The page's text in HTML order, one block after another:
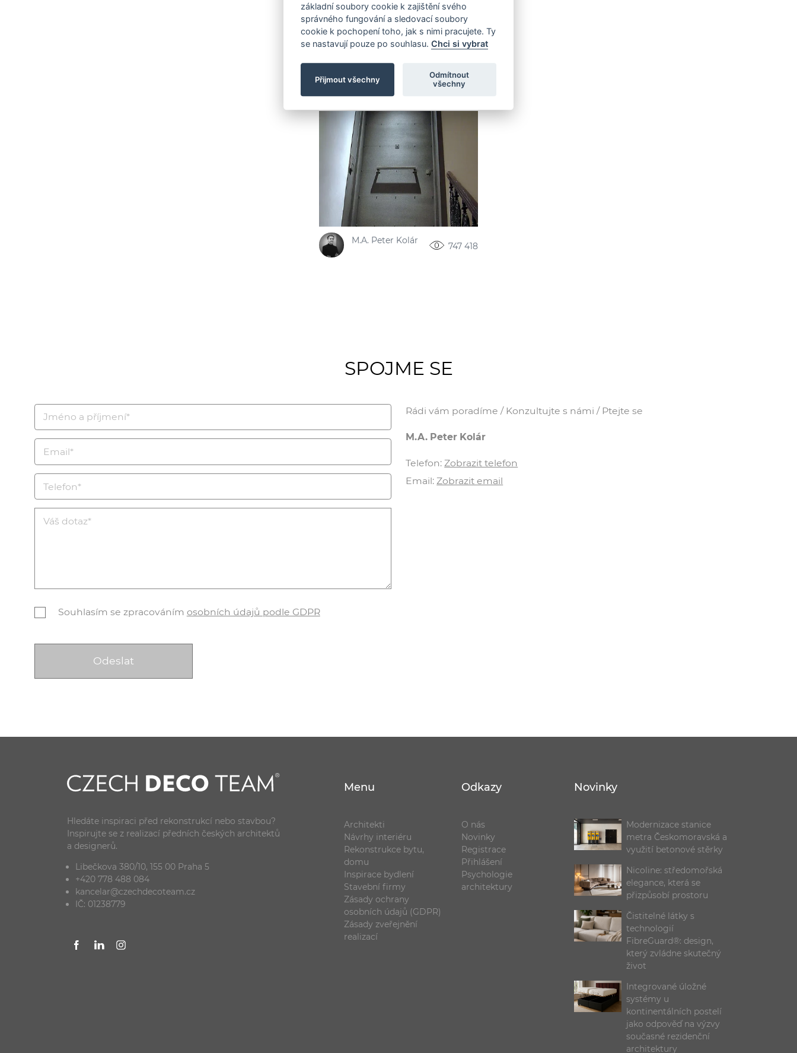
architekt
Realizované projekty
M.A. Peter Kolár
747 418
SPOJME SE
Souhlasím se zpracováním osobních údajů podle GDPR
Rádi vám poradíme / Konzultujte s námi / Ptejte se
M.A. Peter Kolár
Telefon: Zobrazit telefon
Email: Zobrazit email
Hledáte inspiraci před rekonstrukcí nebo stavbou?
Inspirujte se z realizací předních českých architektů
a designerů.
Libečkova 380/10, 155 00 Praha 5
+420 778 488 084
kancelar@czechdecoteam.cz
IČ: 01238779
Menu
Architekti
Návrhy interiéru
Rekonstrukce bytu,
domu
Inspirace bydlení
Stavební firmy
Zásady ochrany
osobních údajů (GDPR)
Zásady zveřejnění
realizací
Odkazy
O nás
Novinky
Registrace
Přihlášení
Psychologie
architektury
Novinky
Modernizace stanice
metra Českomoravská a
využití betonové stěrky
Nicoline: středomořská
elegance, která se
přizpůsobí prostoru
Čistitelné látky s
technologií
FibreGuard®: design,
který zvládne skutečný
život
Integrované úložné
systémy u
kontinentálních postelí
jako odpověď na výzvy
současné rezidenční
architektury
základní soubory cookie k zajištění svého
správného fungování a sledovací soubory
cookie k pochopení toho, jak s nimi pracujete. Ty
se nastavují pouze po souhlasu.Chci si vybrat
Přijmout všechny
Odmítnout
všechny